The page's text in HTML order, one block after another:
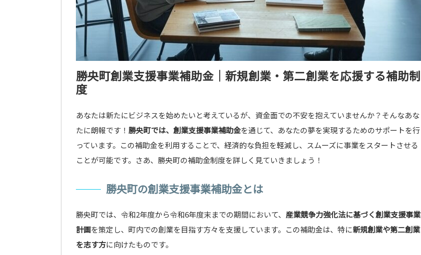
勝央町創業支援事業補助金｜新規創業・第二創業を応援する補助制
度
あなたは新たにビジネスを始めたいと考えているが、資金面での不安を抱えていませんか？そんなあな
たに朗報です！ 勝央町では、創業支援事業補助金を通じて、あなたの夢を実現するためのサポートを行
っています。この補助金を利用することで、経済的な負担を軽減し、スムーズに事業をスタートさせる
ことが可能です。さあ、勝央町の補助金制度を詳しく見ていきましょう！
勝央町の創業支援事業補助金とは
勝央町では、令和2年度から令和6年度末までの期間において、 産業競争力強化法に基づく創業支援事業
計画を策定し、町内での創業を目指す方々を支援しています。この補助金は、特に新規創業や第二創業
を志す方に向けたものです。